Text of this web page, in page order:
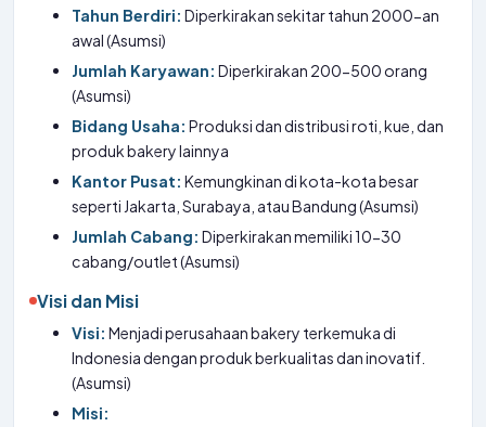
Tahun Berdiri: Diperkirakan sekitar tahun 2000-an
awal (Asumsi)
Jumlah Karyawan: Diperkirakan 200-500 orang
(Asumsi)
Bidang Usaha: Produksi dan distribusi roti, kue, dan
produk bakery lainnya
Kantor Pusat: Kemungkinan di kota-kota besar
seperti Jakarta, Surabaya, atau Bandung (Asumsi)
Jumlah Cabang: Diperkirakan memiliki 10-30
cabang/outlet (Asumsi)
Visi dan Misi
Visi: Menjadi perusahaan bakery terkemuka di
Indonesia dengan produk berkualitas dan inovatif.
(Asumsi)
Misi: